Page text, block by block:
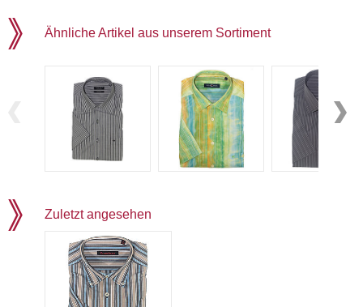
Ähnliche Artikel aus unserem Sortiment
Zuletzt angesehen